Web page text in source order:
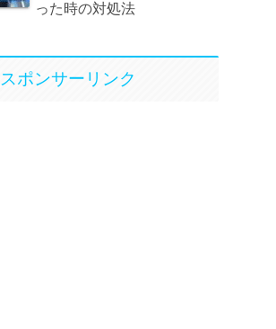
った時の対処法
スポンサーリンク